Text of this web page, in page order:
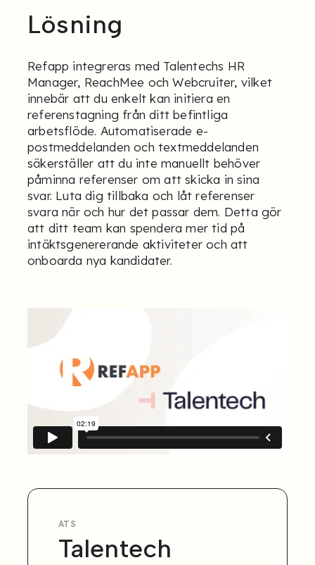
Lösning
Refapp integreras med Talentechs HR
Manager, ReachMee och Webcruiter, vilket
innebär att du enkelt kan initiera en
referenstagning från ditt befintliga
arbetsflöde. Automatiserade e-
postmeddelanden och textmeddelanden
säkerställer att du inte manuellt behöver
påminna referenser om att skicka in sina
svar. Luta dig tillbaka och låt referenser
svara när och hur det passar dem. Detta gör
att ditt team kan spendera mer tid på
intäktsgenererande aktiviteter och att
onboarda nya kandidater.
ATS
Talentech